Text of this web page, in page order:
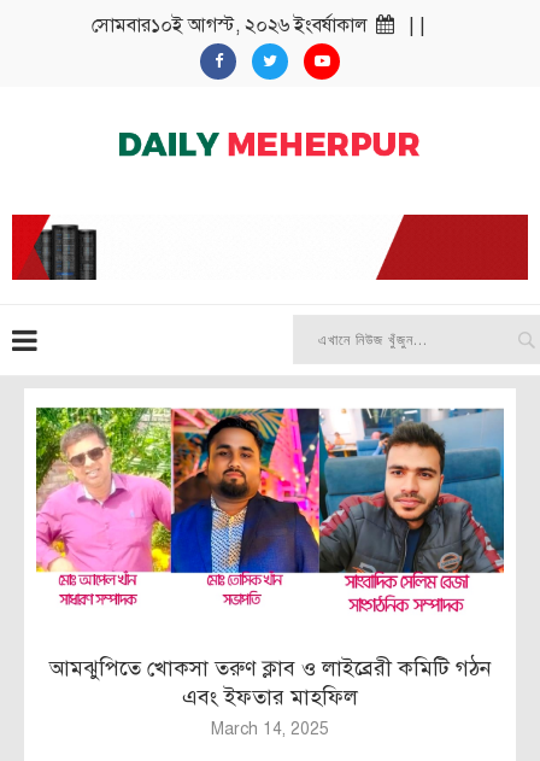
সোমবার১০ই আগস্ট, ২০২৬ ইংবর্ষাকাল
আমঝুপিতে খোকসা তরুণ ক্লাব ও লাইব্রেরী কমিটি গঠন
এবং ইফতার মাহফিল
March 14, 2025